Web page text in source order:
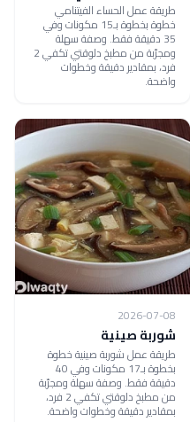
طريقة عمل الحساء الفيتنامي
خطوة بخطوة بـ15 مكونات وفي
35 دقيقة فقط. وصفة سهلة
ومجرّبة من مطبخ دلوقتي تكفي 2
فرد، بمقادير دقيقة وخطوات
واضحة.
2026-07-08
شوربة صينية
طريقة عمل شوربة صينية خطوة
بخطوة بـ17 مكونات وفي 40
دقيقة فقط. وصفة سهلة ومجرّبة
من مطبخ دلوقتي تكفي 2 فرد،
بمقادير دقيقة وخطوات واضحة.